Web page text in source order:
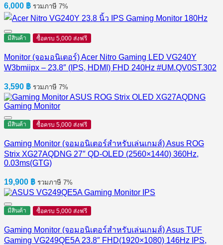
6,000 ฿ รวมภาษี 7%
มีสินค้า ซื้อครบ 5,000 ส่งฟรี
Monitor (จอมอนิเตอร์) Acer Nitro Gaming LED VG240Y
W3bmiipx – 23.8″ (IPS, HDMI) FHD 240Hz #UM.QV0ST.302
3,590 ฿ รวมภาษี 7%
มีสินค้า ซื้อครบ 5,000 ส่งฟรี
Gaming Monitor (จอมอนิเตอร์สำหรับเล่นเกมส์) Asus ROG
Strix XG27AQDNG 27″ QD-OLED (2560×1440) 360Hz,
0.03ms(GTG)
19,900 ฿ รวมภาษี 7%
มีสินค้า ซื้อครบ 5,000 ส่งฟรี
Gaming Monitor (จอมอนิเตอร์สำหรับเล่นเกมส์) Asus TUF
Gaming VG249QE5A 23.8″ FHD(1920×1080) 146Hz IPS,